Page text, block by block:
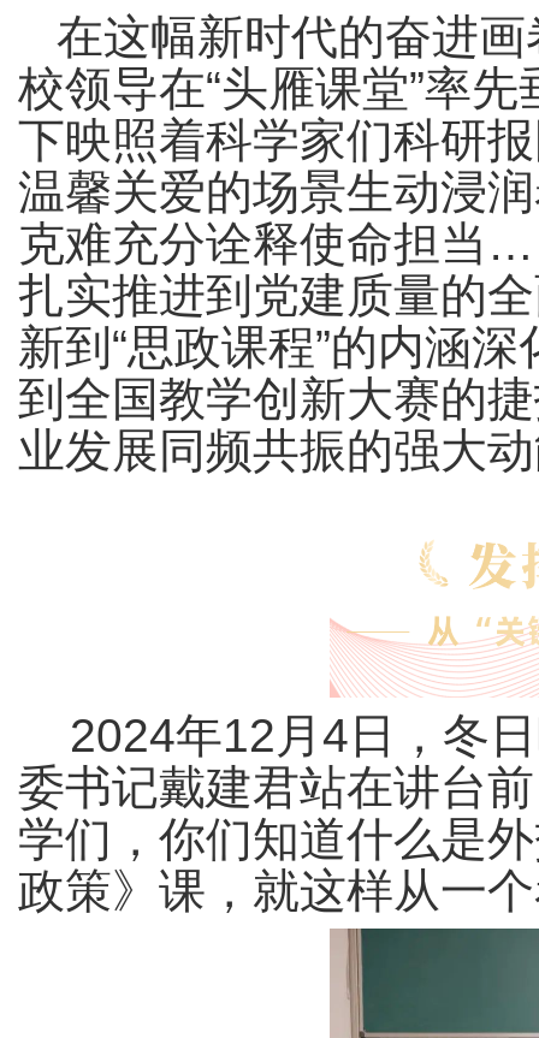
在这幅新时代的奋进
校领导在“头雁课堂”率
下映照着科学家们科研
温馨关爱的场景生动浸
克难充分诠释使命担当
扎实推进到党建质量的
新到“思政课程”的内涵
到全国教学创新大赛的
业发展同频共振的强大
2024年12月4日，冬
委书记戴建君站在讲台
学们，你们知道什么是
政策》课，就这样从一